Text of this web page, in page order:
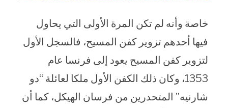
خاصة وأنه لم تكن المرة الأولى التي يحاول
فيها أحدهم تزوير كفن المسيح، فالسجل الأول
لتزوير كفن المسيح يعود إلى فرنسا عام
1353، وكان ذلك الكفن الأول ملكا لعائلة “دو
شارنيه” المتحدرين من فرسان الهيكل، كما أن